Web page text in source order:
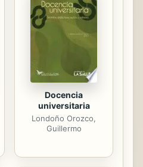
Docencia
universitaria
Londoño Orozco,
Guillermo